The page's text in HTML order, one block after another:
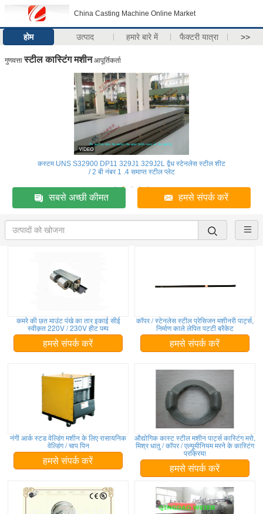
China Casting Machine Online Market
होम उत्पाद हमारे बारे में फैक्टरी यात्रा >>
गुणवत्ता स्टील कास्टिंग मशीनआपूर्तिकर्ता
कस्टम UNS S32900 DP11 329J1 329J2L द्वैध स्टेनलेस स्टील शीट
/ 2 बी नंबर 1 .4 समाप्त स्टील प्लेट
सबसे अच्छी कीमत हमसे संपर्क करें
कमरे की छत माउंट पंखे का तार इकाई सीई
स्वीकृत 220V / 230V हीट पम्प
हमसे संपर्क करें
कॉपर / स्टेनलेस स्टील प्रेसिजन मशीनरी पार्ट्स,
निर्माण काले लेपित पट्टी ब्रैकेट
हमसे संपर्क करें
नंगी आर्क स्टड वेल्डिंग मशीन के लिए रासायनिक
वेल्डिंग / चाप पिन
हमसे संपर्क करें
औद्योगिक कास्ट स्टील मशीन पार्ट्स कास्टिंग मरो,
मिश्र धातु / कॉपर / एल्यूमीनियम मरने के कास्टिंग
प्रक्रिया
हमसे संपर्क करें